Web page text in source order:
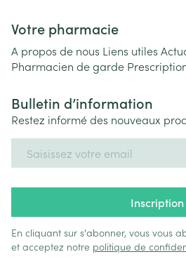
Votre pharmacie
A propos de nous Liens utiles
Pharmacien de garde
Bulletin d’information
Restez informé des nouveaux
Inscription
En cliquant sur s'abonner, vous vous
et acceptez notre politique de